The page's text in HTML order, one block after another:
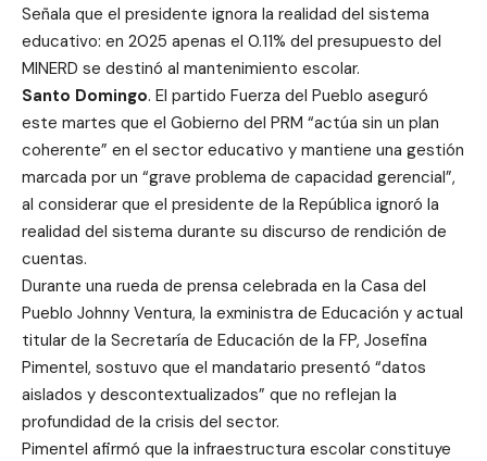
Señala que el presidente ignora la realidad del sistema
educativo: en 2025 apenas el 0.11% del presupuesto del
MINERD se destinó al mantenimiento escolar.
Santo Domingo. El partido Fuerza del Pueblo aseguró
este martes que el Gobierno del PRM “actúa sin un plan
coherente” en el sector educativo y mantiene una gestión
marcada por un “grave problema de capacidad gerencial”,
al considerar que el presidente de la República ignoró la
realidad del sistema durante su discurso de rendición de
cuentas.
Durante una rueda de prensa celebrada en la Casa del
Pueblo Johnny Ventura, la exministra de Educación y actual
titular de la Secretaría de Educación de la FP, Josefina
Pimentel, sostuvo que el mandatario presentó “datos
aislados y descontextualizados” que no reflejan la
profundidad de la crisis del sector.
Pimentel afirmó que la infraestructura escolar constituye